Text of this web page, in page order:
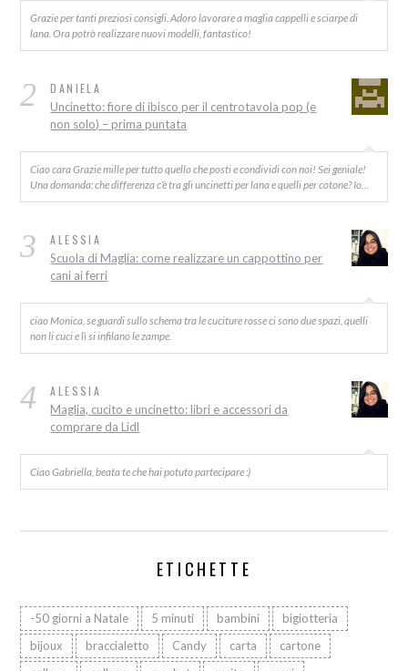
Grazie per tanti preziosi consigli. Adoro lavorare a maglia cappelli e sciarpe di
lana. Ora potrò realizzare nuovi modelli, fantastico!
2 DANIELA
Uncinetto: fiore di ibisco per il centrotavola pop (e
non solo) – prima puntata
Ciao cara Grazie mille per tutto quello che posti e condividi con noi! Sei geniale!
Una domanda: che differenza c’è tra gli uncinetti per lana e quelli per cotone? Io…
3 ALESSIA
Scuola di Maglia: come realizzare un cappottino per
cani ai ferri
ciao Monica, se guardi sullo schema tra le cuciture rosse ci sono due spazi, quelli
non li cuci e lì si infilano le zampe.
4 ALESSIA
Maglia, cucito e uncinetto: libri e accessori da
comprare da Lidl
Ciao Gabriella, beata te che hai potuto partecipare :)
ETICHETTE
-50 giorni a Natale 5 minuti bambini
bigiotteria
bijoux
braccialetto Candy carta
cartone